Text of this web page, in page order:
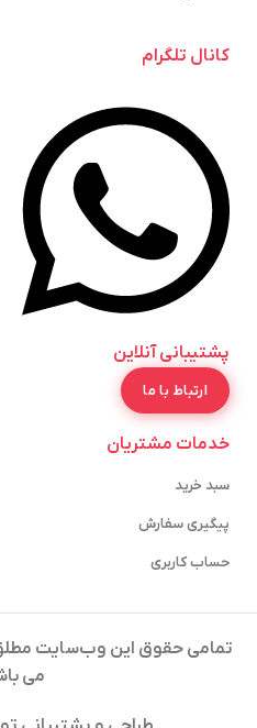
کانال تلگرام
پشتیبانی آنلاین
ارتباط با ما
خدمات مشتریان
سبد خرید
پیگیری سفارش
حساب کاربری
تمامی حقوق این وب‌سایت
می